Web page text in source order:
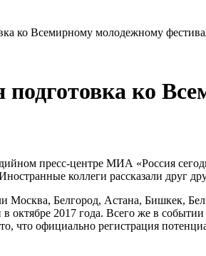
ко Всемирному молодежному
подготовка ко
пресс-центре МИА «Россия
коллеги рассказали друг
Москва, Белгород, Астана, Бишкек,
октябре 2017 года. Всего же в
что официально регистрация